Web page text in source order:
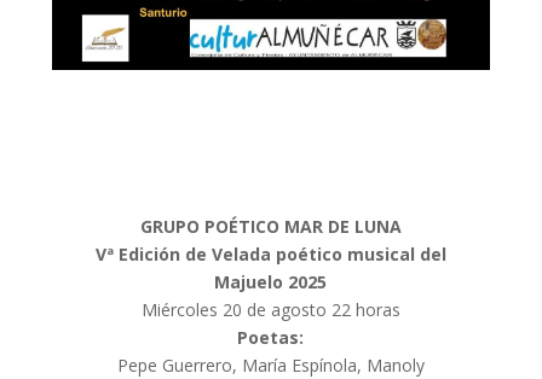
GRUPO POÉTICO MAR DE LUNA
Vª Edición de Velada poético musical del
Majuelo 2025
Miércoles 20 de agosto 22 horas
Poetas:
Pepe Guerrero, María Espínola, Manoly